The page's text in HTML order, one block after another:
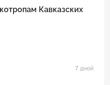
Кавказских
7 дней